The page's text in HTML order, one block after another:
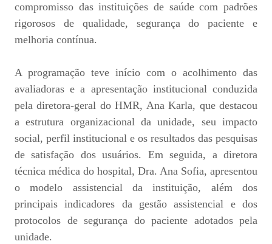
compromisso das instituições de saúde com padrões
rigorosos de qualidade, segurança do paciente e
melhoria contínua.
A programação teve início com o acolhimento das
avaliadoras e a apresentação institucional conduzida
pela diretora-geral do HMR, Ana Karla, que destacou
a estrutura organizacional da unidade, seu impacto
social, perfil institucional e os resultados das pesquisas
de satisfação dos usuários. Em seguida, a diretora
técnica médica do hospital, Dra. Ana Sofia, apresentou
o modelo assistencial da instituição, além dos
principais indicadores da gestão assistencial e dos
protocolos de segurança do paciente adotados pela
unidade.